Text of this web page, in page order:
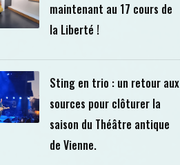
maintenant au 17 cours de
la Liberté !
Sting en trio : un retour aux
sources pour clôturer la
saison du Théâtre antique
de Vienne.